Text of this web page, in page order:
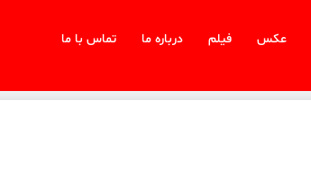
عکس فیلم درباره ما تماس با ما